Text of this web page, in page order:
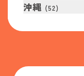
沖縄 (52)